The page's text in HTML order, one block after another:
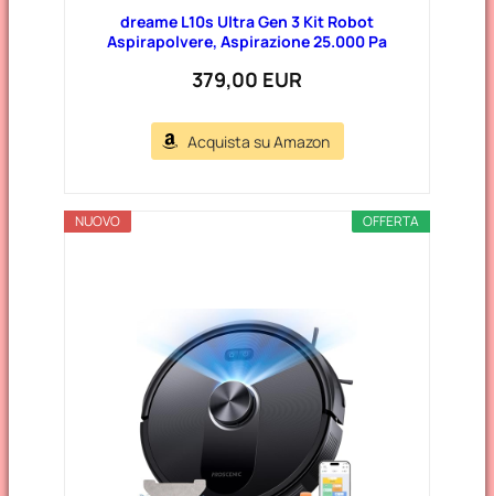
dreame L10s Ultra Gen 3 Kit Robot
Aspirapolvere, Aspirazione 25.000 Pa
379,00 EUR
Acquista su Amazon
OFFERTA
NUOVO